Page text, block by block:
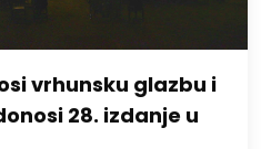
vrhunsku glazbu i
28. izdanje u